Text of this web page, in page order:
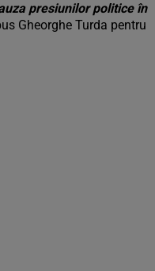
presiunilor politice în
Gheorghe Turda pentru